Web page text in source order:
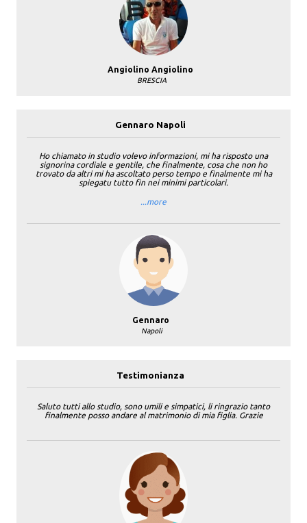
Angiolino Angiolino
BRESCIA
Gennaro Napoli
Ho chiamato in studio volevo informazioni, mi ha risposto una
signorina cordiale e gentile, che finalmente, cosa che non ho
trovato da altri mi ha ascoltato perso tempo e finalmente mi ha
spiegatu tutto fin nei minimi particolari.
...more
Gennaro
Napoli
Testimonianza
Saluto tutti allo studio, sono umili e simpatici, li ringrazio tanto
finalmente posso andare al matrimonio di mia figlia. Grazie